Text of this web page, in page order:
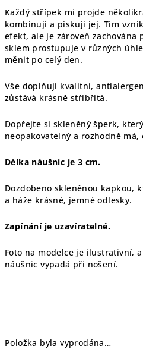
Každý střípek mi projde
kombinuji a pískuji jej. Tím
efekt, ale je zároveň zachována
sklem prostupuje v různých
měnit po celý den.
Vše doplňuji kvalitní,
zůstává krásně stříbřitá.
Dopřejte si skleněný šperk,
neopakovatelný a rozhodně má,
Délka náušnic je 3 cm.
Dozdobeno skleněnou kapkou,
a háže krásné, jemné odlesky.
Zapínání je uzavíratelné.
Foto na modelce je ilustrativní,
náušnic vypadá při nošení.
Položka byla vyprodána…